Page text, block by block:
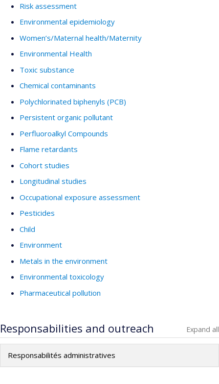
Risk assessment
Environmental epidemiology
Women’s/Maternal health/Maternity
Environmental Health
Toxic substance
Chemical contaminants
Polychlorinated biphenyls (PCB)
Persistent organic pollutant
Perfluoroalkyl Compounds
Flame retardants
Cohort studies
Longitudinal studies
Occupational exposure assessment
Pesticides
Child
Environment
Metals in the environment
Environmental toxicology
Pharmaceutical pollution
Responsabilities and outreach Expand all
Responsabilités administratives